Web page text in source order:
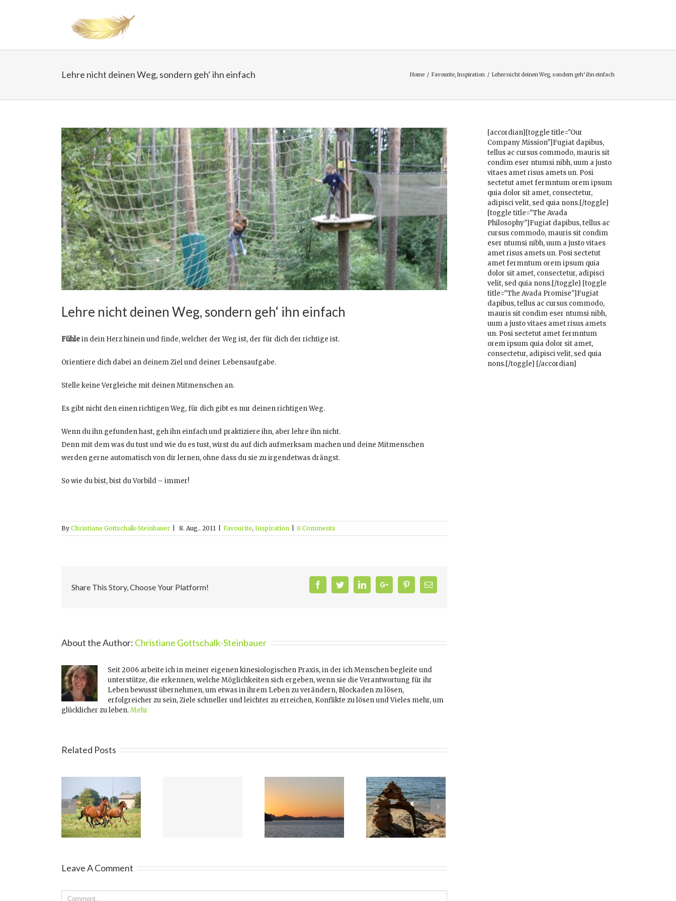
Lehre nicht deinen Weg, sondern geh‘ ihn einfach Home / Favourite, Inspiration / Lehre nicht deinen Weg, sondern geh‘ ihn einfach
View
Larger
Image
Lehre nicht deinen Weg, sondern geh‘ ihn einfach
Fühlein dein Herz hinein und finde, welcher der Weg ist, der für dich der richtige ist.
Orientiere dich dabei an deinem Ziel und deiner Lebensaufgabe.
Stelle keine Vergleiche mit deinen Mitmenschen an.
Es gibt nicht den einen richtigen Weg, für dich gibt es nur deinen richtigen Weg.
Wenn du ihn gefunden hast, geh ihn einfach und praktiziere ihn, aber lehre ihn nicht.
Denn mit dem was du tust und wie du es tust, wirst du auf dich aufmerksam machen und deine Mitmenschen
werden gerne automatisch von dir lernen, ohne dass du sie zu irgendetwas drängst.
So wie du bist, bist du Vorbild – immer!
By Christiane Gottschalk-Steinbauer 8. Aug.. 2011 Favourite, Inspiration 0 Comments
Share This Story, Choose Your Platform! FacebookTwitterLinkedinGoogle+ PinterestEmail
About the Author: Christiane Gottschalk-Steinbauer
Seit 2006 arbeite ich in meiner eigenen kinesiologischen Praxis, in der ich Menschen begleite und
unterstütze, die erkennen, welche Möglichkeiten sich ergeben, wenn sie die Verantwortung für ihr
Leben bewusst übernehmen, um etwas in ihrem Leben zu verändern, Blockaden zu lösen,
erfolgreicher zu sein, Ziele schneller und leichter zu erreichen, Konflikte zu lösen und Vieles mehr, um
glücklicher zu leben.Mehr
Related Posts
Gefühle spüren Was hält dich? Antons Tränen
Leave A Comment
Comment
[accordian][toggle title="Our
Company Mission"]Fugiat dapibus,
tellus ac cursus commodo, mauris sit
condim eser ntumsi nibh, uum a justo
vitaes amet risus amets un. Posi
sectetut amet fermntum orem ipsum
quia dolor sit amet, consectetur,
adipisci velit, sed quia nons.[/toggle]
[toggle title="The Avada
Philosophy"]Fugiat dapibus, tellus ac
cursus commodo, mauris sit condim
eser ntumsi nibh, uum a justo vitaes
amet risus amets un. Posi sectetut
amet fermntum orem ipsum quia
dolor sit amet, consectetur, adipisci
velit, sed quia nons.[/toggle] [toggle
title="The Avada Promise"]Fugiat
dapibus, tellus ac cursus commodo,
mauris sit condim eser ntumsi nibh,
uum a justo vitaes amet risus amets
un. Posi sectetut amet fermntum
orem ipsum quia dolor sit amet,
consectetur, adipisci velit, sed quia
nons.[/toggle] [/accordian]